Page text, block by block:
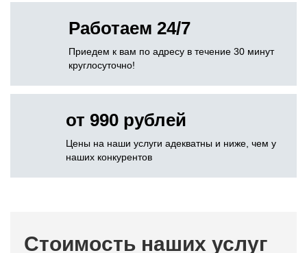
Работаем 24/7
Приедем к вам по адресу в течение 30 минут
круглосуточно!
от 990 рублей
Цены на наши услуги адекватны и ниже, чем у
наших конкурентов
Стоимость наших услуг